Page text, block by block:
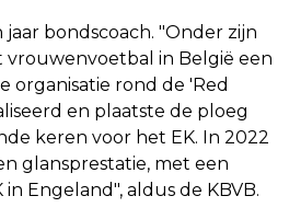
bondscoach. "Onder zijn
vrouwenvoetbal in België een
organisatie rond de 'Red
en plaatste de ploeg
keren voor het EK. In 2022
glansprestatie, met een
Engeland", aldus de KBVB.